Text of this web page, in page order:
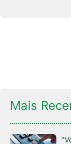
Mais